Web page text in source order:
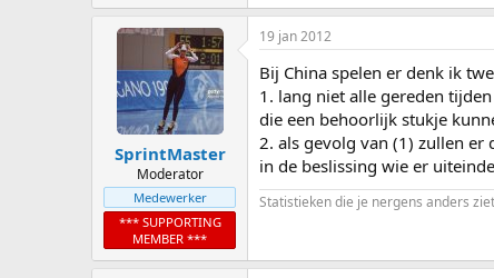
Drie uitschieters.
China heeft wel heel veel
heeft China nog niet eens 10
Canada en vooral Amerika
heeft op de ontwikkeling van de
SprintMaster
Moderator
Medewerker
*** SUPPORTING
MEMBER ***
19 jan 2012
Bij China spelen er denk ik
1. lang niet alle gereden
die een behoorlijk stukje
2. als gevolg van (1) zullen
in de beslissing wie er
Statistieken die je nergens anders